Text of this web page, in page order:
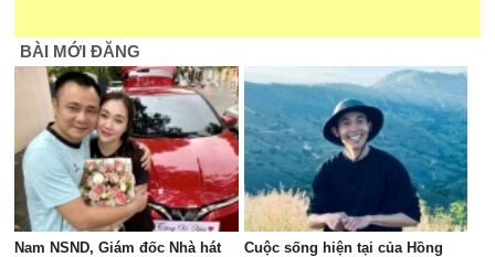
BÀI MỚI ĐĂNG
Nam NSND, Giám đốc Nhà hát
Cuộc sống hiện tại của Hồng